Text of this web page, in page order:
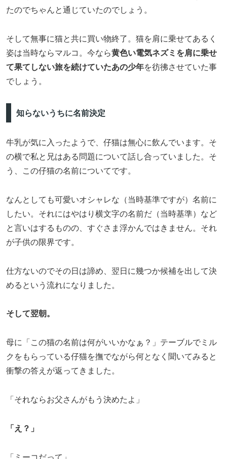
たのでちゃんと通じていたのでしょう。
そして無事に猫と共に買い物終了。猫を肩に乗せてあるく
姿は当時ならマルコ。今なら黄色い電気ネズミを肩に乗せ
て果てしない旅を続けていたあの少年を彷彿させていた事
でしょう。
知らないうちに名前決定
牛乳が気に入ったようで、仔猫は無心に飲んでいます。そ
の横で私と兄はある問題について話し合っていました。そ
う、この仔猫の名前についてです。
なんとしても可愛いオシャレな（当時基準ですが）名前に
したい。それにはやはり横文字の名前だ（当時基準）など
と言いはするものの、すぐさま浮かんではきません。それ
が子供の限界です。
仕方ないのでその日は諦め、翌日に幾つか候補を出して決
めるという流れになりました。
そして翌朝。
母に「この猫の名前は何がいいかなぁ？」テーブルでミル
クをもらっている仔猫を撫でながら何となく聞いてみると
衝撃の答えが返ってきました。
「それならお父さんがもう決めたよ」
「え？」
「ミーコだって」